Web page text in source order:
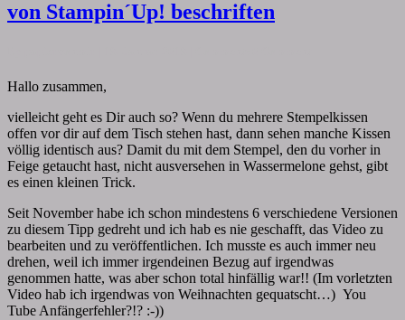
von Stampin´Up! beschriften
Hallo zusammen,
vielleicht geht es Dir auch so? Wenn du mehrere Stempelkissen
offen vor dir auf dem Tisch stehen hast, dann sehen manche Kissen
völlig identisch aus? Damit du mit dem Stempel, den du vorher in
Feige getaucht hast, nicht ausversehen in Wassermelone gehst, gibt
es einen kleinen Trick.
Seit November habe ich schon mindestens 6 verschiedene Versionen
zu diesem Tipp gedreht und ich hab es nie geschafft, das Video zu
bearbeiten und zu veröffentlichen. Ich musste es auch immer neu
drehen, weil ich immer irgendeinen Bezug auf irgendwas
genommen hatte, was aber schon total hinfällig war!! (Im vorletzten
Video hab ich irgendwas von Weihnachten gequatscht…) You
Tube Anfängerfehler?!? :-))